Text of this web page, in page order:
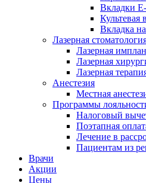
Вкладки
Культевая
Вкладка
Лазерная
Лазерная
Лазерная
Лазерная
Анестезия
Местная
Программы
Налоговый
Поэтапная
Лечение в
Пациентам из
Врачи
Акции
Цены